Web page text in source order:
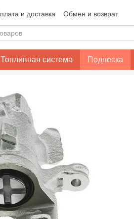
и доставка
Обмен и возврат
информация
Пользовательское
Топливная система Подвеска